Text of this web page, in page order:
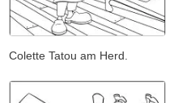
Colette Tatou am Herd.